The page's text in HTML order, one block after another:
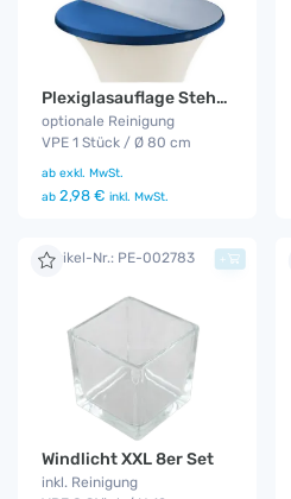
Plexiglasauflage Stehtisch
optionale Reinigung
VPE 1 Stück / Ø 80 cm
ab exkl. MwSt.
ab 2,98 € inkl. MwSt.
Artikel-Nr.: PE-002783
Windlicht XXL 8er Set
inkl. Reinigung
+